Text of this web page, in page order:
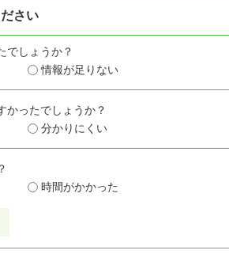
さい
でしょうか？
情報が足りない
かったでしょうか？
分かりにくい
時間がかかった